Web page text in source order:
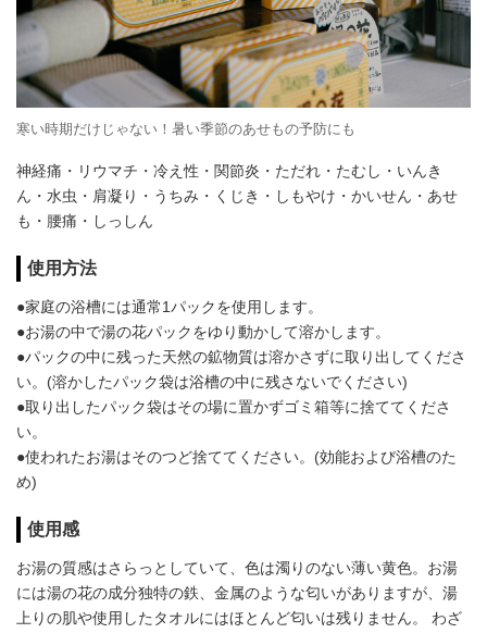
寒い時期だけじゃない！暑い季節のあせもの予防にも
神経痛・リウマチ・冷え性・関節炎・ただれ・たむし・いんき
ん・水虫・肩凝り・うちみ・くじき・しもやけ・かいせん・あせ
も・腰痛・しっしん
使用方法
●家庭の浴槽には通常1パックを使用します。
●お湯の中で湯の花パックをゆり動かして溶かします。
●パックの中に残った天然の鉱物質は溶かさずに取り出してくださ
い。(溶かしたパック袋は浴槽の中に残さないでください)
●取り出したパック袋はその場に置かずゴミ箱等に捨ててくださ
い。
●使われたお湯はそのつど捨ててください。(効能および浴槽のた
め)
使用感
お湯の質感はさらっとしていて、色は濁りのない薄い黄色。お湯
には湯の花の成分独特の鉄、金属のような匂いがありますが、湯
上りの肌や使用したタオルにはほとんど匂いは残りません。 わざ